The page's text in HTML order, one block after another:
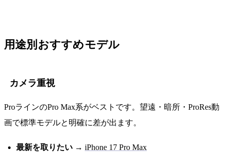
用途別おすすめモデル
カメラ重視
ProラインのPro Max系がベストです。望遠・暗所・ProRes動
画で標準モデルと明確に差が出ます。
最新を取りたい → iPhone 17 Pro Max